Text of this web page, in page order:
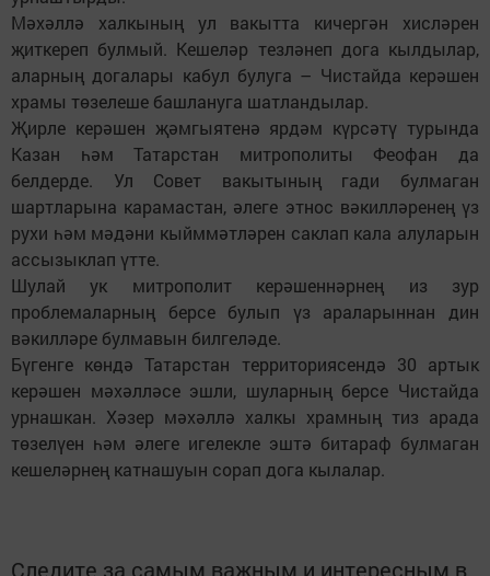
Мәхәллә халкының ул вакытта кичергән хисләрен
җиткереп булмый. Кешеләр тезләнеп дога кылдылар,
аларның догалары кабул булуга – Чистайда керәшен
храмы төзелеше башлануга шатландылар.
Җирле керәшен җәмгыятенә ярдәм күрсәтү турында
Казан һәм Татарстан митрополиты Феофан да
белдерде. Ул Совет вакытының гади булмаган
шартларына карамастан, әлеге этнос вәкилләренең үз
рухи һәм мәдәни кыйммәтләрен саклап кала алуларын
ассызык­лап үтте.
Шулай ук митрополит керәшеннәрнең из зур
проблемаларның берсе булып үз араларыннан дин
вәкилләре булмавын билгеләде.
Бүгенге көндә Татарстан территориясендә 30 артык
керәшен мәхәлләсе эшли, шуларның берсе Чистайда
урнашкан. Хәзер мәхәллә халкы храмның тиз арада
төзелүен һәм әлеге игелекле эштә битараф булмаган
кешеләрнең катнашуын сорап дога кылалар.
Следите за самым важным и интересным в